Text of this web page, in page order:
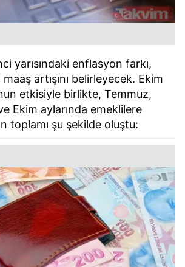
yarısındaki enflasyon farkı,
artışını belirleyecek. Ekim
etkisiyle birlikte, Temmuz,
Ekim aylarında emeklilere
toplamı şu şekilde oluştu: